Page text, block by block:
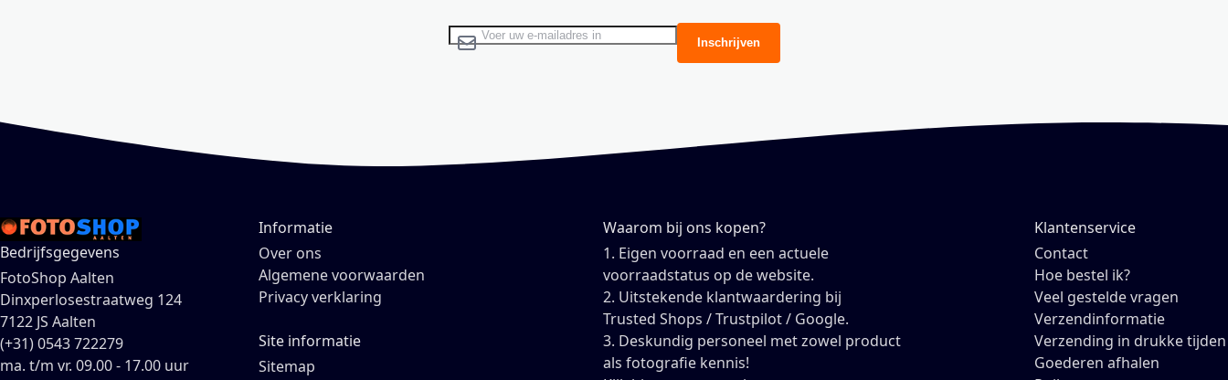
Abonneer u op onze nieuwsbrief Inschrijven
Bedrijfsgegevens
FotoShop Aalten
Dinxperlosestraatweg 124
7122 JS Aalten
(+31) 0543 722279
ma. t/m vr. 09.00 - 17.00 uur
Informatie
Over ons
Algemene voorwaarden
Privacy verklaring
Site informatie
Sitemap
Waarom bij ons kopen?
1. Eigen voorraad en een actuele
voorraadstatus op de website.
2. Uitstekende klantwaardering bij
Trusted Shops / Trustpilot / Google.
3. Deskundig personeel met zowel product
als fotografie kennis!
Klantenservice
Contact
Hoe bestel ik?
Veel gestelde vragen
Verzendinformatie
Verzending in drukke tijden
Goederen afhalen